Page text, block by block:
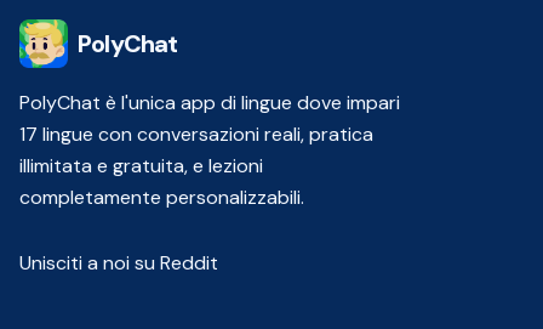
PolyChat
PolyChat è l'unica app di lingue dove impari
17 lingue con conversazioni reali, pratica
illimitata e gratuita, e lezioni
completamente personalizzabili.
Unisciti a noi su Reddit